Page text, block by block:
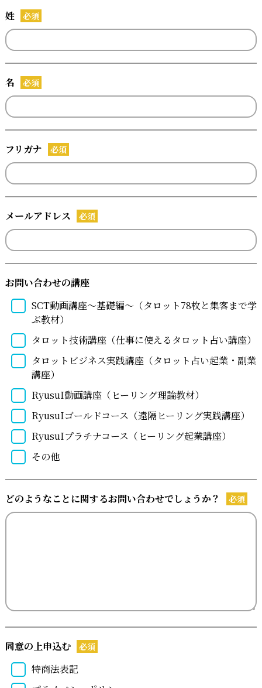
姓 必須
名 必須
フリガナ 必須
メールアドレス 必須
お問い合わせの講座
SCT動画講座～基礎編～（タロット78枚と集客まで学
ぶ教材）
タロット技術講座（仕事に使えるタロット占い講座）
タロットビジネス実践講座（タロット占い起業・副業
講座）
RyusuI動画講座（ヒーリング理論教材）
RyusuIゴールドコース（遠隔ヒーリング実践講座）
RyusuIプラチナコース（ヒーリング起業講座）
その他
どのようなことに関するお問い合わせでしょうか？ 必須
同意の上申込む 必須
特商法表記